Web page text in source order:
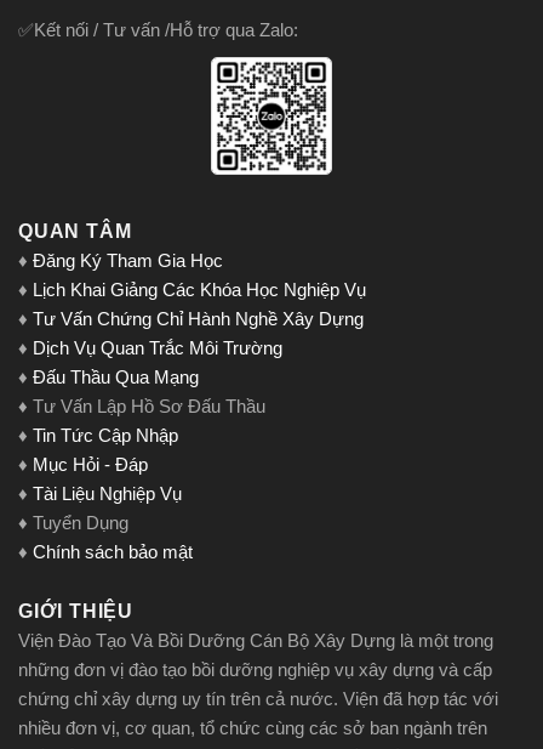
✅Kết nối / Tư vấn /Hỗ trợ qua Zalo:
QUAN TÂM
♦ Đăng Ký Tham Gia Học
♦ Lịch Khai Giảng Các Khóa Học Nghiệp Vụ
♦ Tư Vấn Chứng Chỉ Hành Nghề Xây Dựng
♦ Dịch Vụ Quan Trắc Môi Trường
♦ Đấu Thầu Qua Mạng
♦ Tư Vấn Lập Hồ Sơ Đấu Thầu
♦ Tin Tức Cập Nhập
♦ Mục Hỏi - Đáp
♦ Tài Liệu Nghiệp Vụ
♦ Tuyển Dụng
♦ Chính sách bảo mật
GIỚI THIỆU
Viện Đào Tạo Và Bồi Dưỡng Cán Bộ Xây Dựng là một trong
những đơn vị đào tạo bồi dưỡng nghiệp vụ xây dựng và cấp
chứng chỉ xây dựng uy tín trên cả nước. Viện đã hợp tác với
nhiều đơn vị, cơ quan, tổ chức cùng các sở ban ngành trên